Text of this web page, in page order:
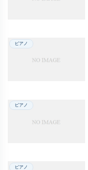
ピアノ
ピアノ
ピアノ